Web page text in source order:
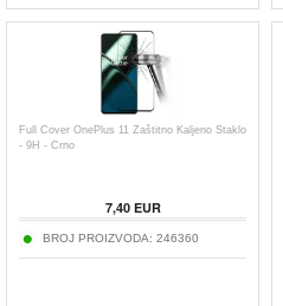
Full Cover OnePlus 11 Zaštitno Kaljeno Staklo
- 9H - Crno
7,40EUR
BROJ PROIZVODA: 246360